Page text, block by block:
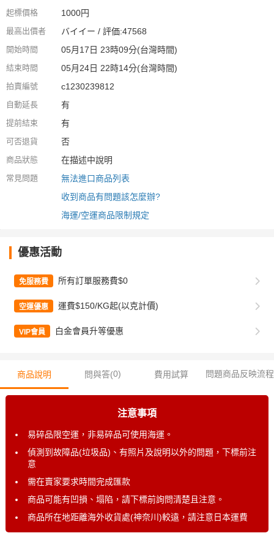
起標價格 1000円
最高出價者 バイイー / 評価:47568
開始時間 05月17日 23時09分(台灣時間)
結束時間 05月24日 22時14分(台灣時間)
拍賣編號 c1230239812
自動延長 有
提前結束 有
可否退貨 否
商品狀態 在描述中說明
常見問題
無法進口商品列表
收到商品有問題該怎麼辦?
海運/空運商品限制規定
優惠活動
免服務費 所有訂單服務費$0
空運優惠 運費$150/KG起(以克計價)
VIP會員 白金會員升等優惠
商品說明 問與答(0) 費用試算 問題商品反映流程
注意事項
易碎品限空運，非易碎品可使用海運。
偵測到故障品(垃圾品)、有照片及說明以外的問題，下標前注
意
需在賣家要求時間完成匯款
商品可能有凹損、塌陷，請下標前詢問清楚且注意。
商品所在地距離海外收貨處(神奈川)較遠，請注意日本運費